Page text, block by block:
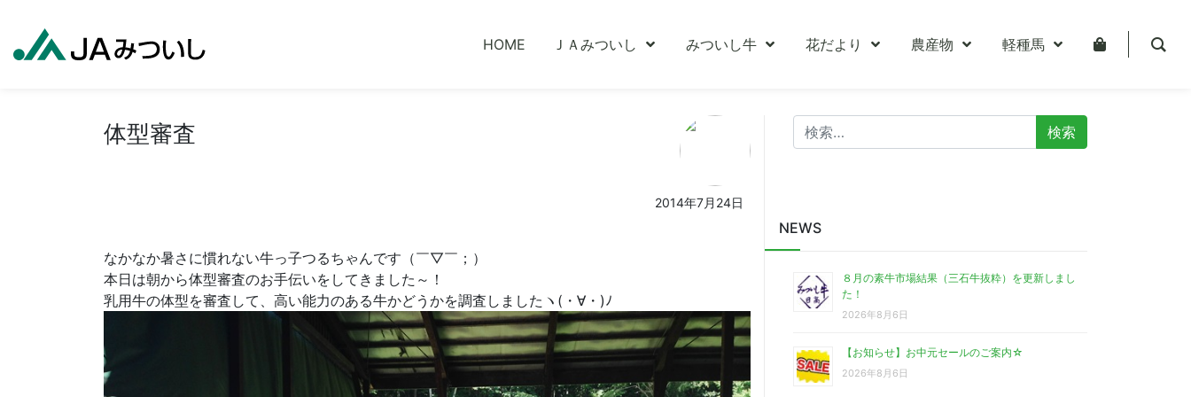
HOME ＪＡみついし みついし牛 花だより 農産物 軽種馬
体型審査
2014年7月24日
なかなか暑さに慣れない牛っ子つるちゃんです（￣▽￣；）
本日は朝から体型審査のお手伝いをしてきました～！
乳用牛の体型を審査して、高い能力のある牛かどうかを調査しましたヽ(・∀・)ﾉ
検
索:
NEWS
８月の素牛市場結果（三石牛抜粋）を更新しまし
た！
2026年8月6日
【お知らせ】お中元セールのご案内☆
2026年8月6日